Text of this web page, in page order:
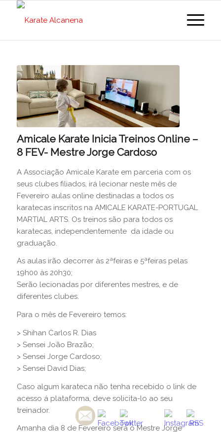
Amicale Karate Inicia Treinos Online –
8 FEV- Mestre Jorge Cardoso
A Associação Amicale Karate em parceria com os
seus clubes filiados, irá lecionar neste mês de
Fevereiro aulas online destinadas a todos os
karatecas inscritos na AMICALE KARATE-PORTUGAL
MARTIAL ARTS. Os treinos são para todos os
karatecas, independentemente da idade ou
graduação.
As aulas irão decorrer às 2ªfeiras e 5ªfeiras pelas
19h00 às 20h30;
Serão lecionadas por diferentes mestres, e de
diferentes clubes.
Para o mês de Fevereiro temos:
> Shihan Carlos R. Dias
> Sensei João Brazão;
> Sensei Jorge Cardoso;
> Sensei David Dias;
Caso algum karateca não tenha recebido o link de
acesso á plataforma, deve solicita-lo ao seu
treinador.
Amanha dia 8 de Fevereiro será o Mestre Jorge